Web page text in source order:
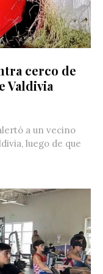
cerco de
Valdivia
a un vecino
luego de que